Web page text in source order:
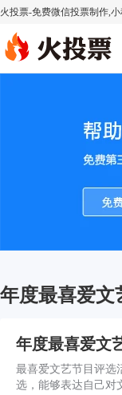
火投票-免费微信投票制作,
年度最喜爱文
年度最喜爱文
最喜爱文艺节目评选
选，能够表达自己对